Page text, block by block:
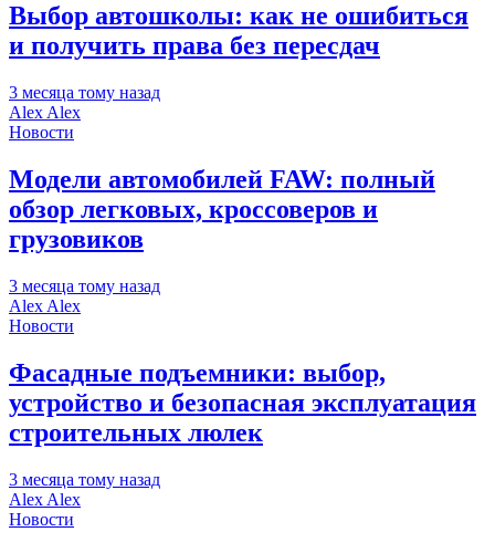
Выбор автошколы: как не ошибиться
и получить права без пересдач
3 месяца тому назад
Alex Alex
Новости
Модели автомобилей FAW: полный
обзор легковых, кроссоверов и
грузовиков
3 месяца тому назад
Alex Alex
Новости
Фасадные подъемники: выбор,
устройство и безопасная эксплуатация
строительных люлек
3 месяца тому назад
Alex Alex
Новости